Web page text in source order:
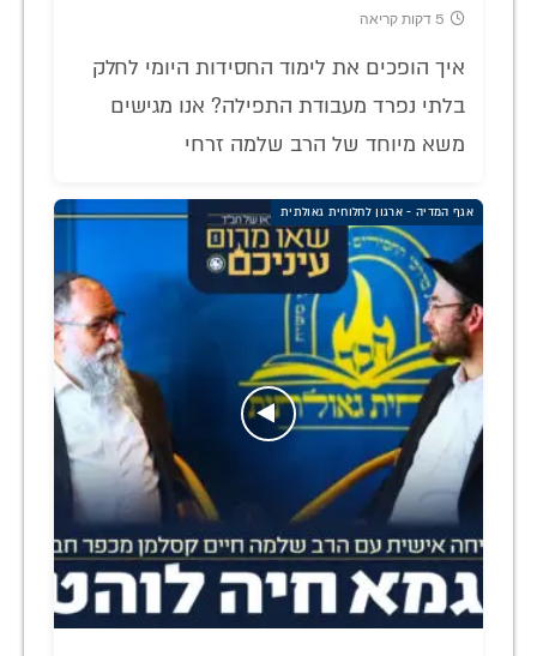
5 דקות קריאה
איך הופכים את לימוד החסידות היומי לחלק
בלתי נפרד מעבודת התפילה? אנו מגישים
משא מיוחד של הרב שלמה זרחי
אגף המדיה - ארגון לחלוחית גאולתית